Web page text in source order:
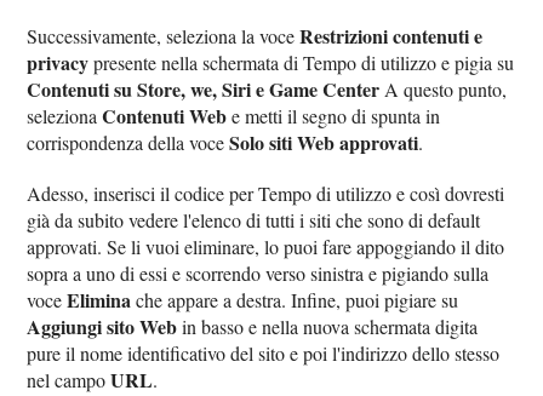
Successivamente, seleziona la voceRestrizioni contenuti e
privacypresente nella schermata di Tempo di utilizzo e pigia su
Contenuti su Store, we, Siri e Game CenterA questo punto,
selezionaContenuti Webe metti il segno di spunta in
corrispondenza della voceSolo siti Web approvati.
Adesso, inserisci il codice per Tempo di utilizzo e così dovresti
già da subito vedere l'elenco di tutti i siti che sono di default
approvati. Se li vuoi eliminare, lo puoi fare appoggiando il dito
sopra a uno di essi e scorrendo verso sinistra e pigiando sulla
voceEliminache appare a destra. Infine, puoi pigiare su
Aggiungi sito Webin basso e nella nuova schermata digita
pure il nome identificativo del sito e poi l'indirizzo dello stesso
nel campoURL.